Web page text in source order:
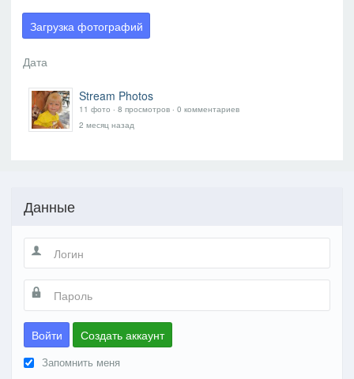
Загрузка фотографий
Stream Photos
11 фото ‧ 8 просмотров ‧ 0 комментариев
2 месяц назад
Данные
Войти Создать аккаунт
Запомнить меня